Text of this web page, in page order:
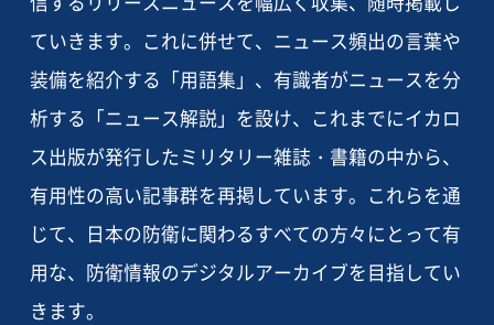
ていきます。これに併せて、ニュース頻出の言葉や
装備を紹介する「用語集」、有識者がニュースを分
析する「ニュース解説」を設け、これまでにイカロ
ス出版が発行したミリタリー雑誌・書籍の中から、
有用性の高い記事群を再掲しています。これらを通
じて、日本の防衛に関わるすべての方々にとって有
用な、防衛情報のデジタルアーカイブを目指してい
きます。